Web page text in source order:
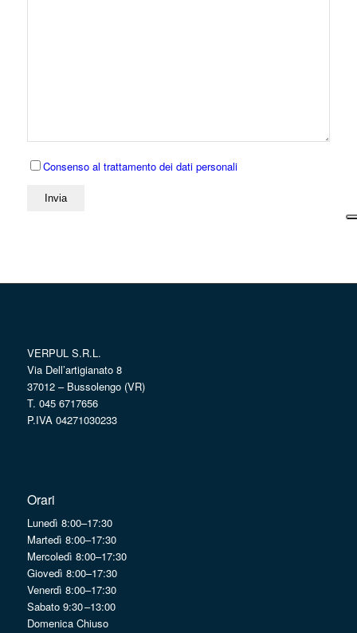
Consenso al trattamento dei dati personali
VERPUL S.R.L.
Via Dell’artigianato 8
37012 – Bussolengo (VR)
T. 045 6717656
P.IVA 04271030233
Orari
Lunedì 8:00–17:30
Martedì 8:00–17:30
Mercoledì 8:00–17:30
Giovedì 8:00–17:30
Venerdì 8:00–17:30
Sabato 9:30 –13:00
Domenica Chiuso